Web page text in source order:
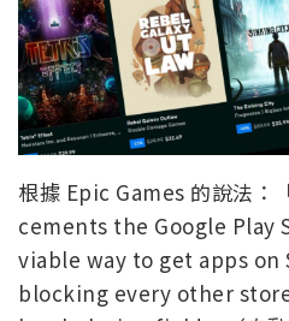
根據 Epic Games 的說法
cements the Google Play
viable way to get apps on
blocking every other